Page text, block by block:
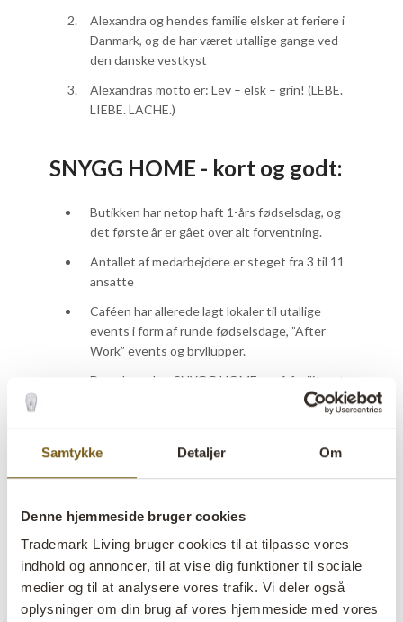
Samtykke Detaljer Om
Denne hjemmeside bruger cookies
Trademark Living bruger cookies til at tilpasse vores
indhold og annoncer, til at vise dig funktioner til sociale
medier og til at analysere vores trafik. Vi deler også
oplysninger om din brug af vores hjemmeside med vores
Alexandra og hendes familie elsker at feriere i
Danmark, og de har været utallige gange ved
den danske vestkyst
Alexandras motto er: Lev – elsk – grin! (LEBE.
LIEBE. LACHE.)
SNYGG HOME - kort og godt:
Butikken har netop haft 1-års fødselsdag, og
det første år er gået over alt forventning.
Antallet af medarbejdere er steget fra 3 til 11
ansatte
Caféen har allerede lagt lokaler til utallige
events i form af runde fødselsdage, ”After
Work” events og bryllupper.
Derudover har SNYGG HOME også faciliteret
flere workshops, hvor du f.eks. kan lære at
Café-delen har plads til hhv. 32 siddende eller